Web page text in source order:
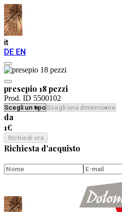
it
DE EN
presepio 18 pezzi
Prod. ID 5500102
da
1€
Richiedi ora
Richiesta d'acquisto